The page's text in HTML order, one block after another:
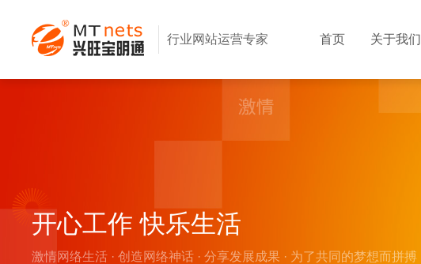
行业网站运营专家
首页 关于我们
开心工作 快乐生活
激情网络生活 · 创造网络神话 · 分享发展成果 · 为了共同的梦想而拼搏